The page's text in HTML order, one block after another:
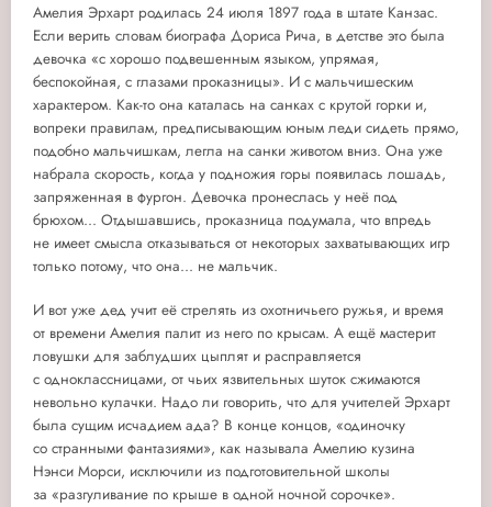
Амелия Эрхарт родилась 24 июля 1897 года в штате Канзас.
Если верить словам биографа Дориса Рича, в детстве это была
девочка «с хорошо подвешенным языком, упрямая,
беспокойная, с глазами проказницы». И с мальчишеским
характером. Как-то она каталась на санках с крутой горки и,
вопреки правилам, предписывающим юным леди сидеть прямо,
подобно мальчишкам, легла на санки животом вниз. Она уже
набрала скорость, когда у подножия горы появилась лошадь,
запряженная в фургон. Девочка пронеслась у неё под
брюхом... Отдышавшись, проказница подумала, что впредь
не имеет смысла отказываться от некоторых захватывающих игр
только потому, что она... не мальчик.
И вот уже дед учит её стрелять из охотничьего ружья, и время
от времени Амелия палит из него по крысам. А ещё мастерит
ловушки для заблудших цыплят и расправляется
с одноклассницами, от чьих язвительных шуток сжимаются
невольно кулачки. Надо ли говорить, что для учителей Эрхарт
была сущим исчадием ада? В конце концов, «одиночку
со странными фантазиями», как называла Амелию кузина
Нэнси Морси, исключили из подготовительной школы
за «разгуливание по крыше в одной ночной сорочке».